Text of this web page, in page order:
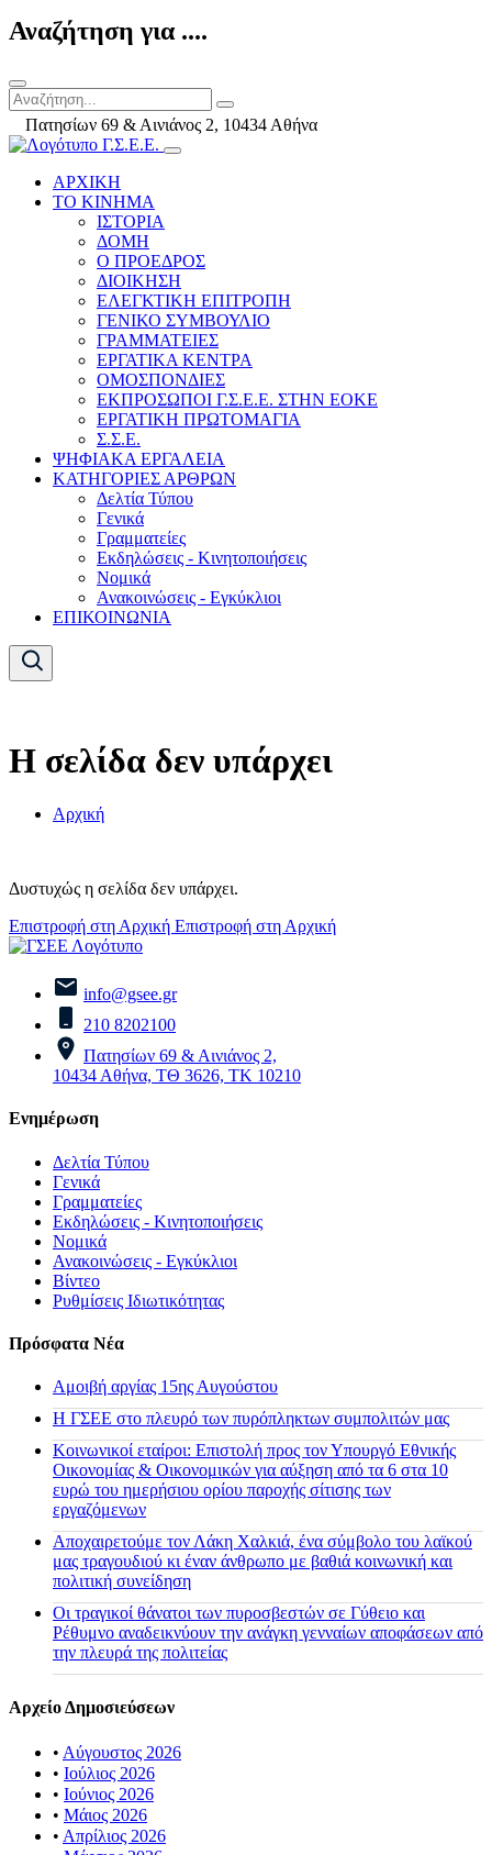
Αναζήτηση για ....
Πατησίων 69 & Αινιάνος 2, 10434 Αθήνα
ΑΡΧΙΚΗ
ΤΟ ΚΙΝΗΜΑ
ΙΣΤΟΡΙΑ
ΔΟΜΗ
Ο ΠΡΟΕΔΡΟΣ
ΔΙΟΙΚΗΣΗ
ΕΛΕΓΚΤΙΚΗ ΕΠΙΤΡΟΠΗ
ΓΕΝΙΚΟ ΣΥΜΒΟΥΛΙΟ
ΓΡΑΜΜΑΤΕΙΕΣ
ΕΡΓΑΤΙΚΑ ΚΕΝΤΡΑ
ΟΜΟΣΠΟΝΔΙΕΣ
ΕΚΠΡΟΣΩΠΟΙ Γ.Σ.Ε.Ε. ΣΤΗΝ ΕΟΚΕ
ΕΡΓΑΤΙΚΗ ΠΡΩΤΟΜΑΓΙΑ
Σ.Σ.Ε.
ΨΗΦΙΑΚΑ ΕΡΓΑΛΕΙΑ
ΚΑΤΗΓΟΡΙΕΣ ΑΡΘΡΩΝ
Δελτία Τύπου
Γενικά
Γραμματείες
Εκδηλώσεις - Κινητοποιήσεις
Νομικά
Ανακοινώσεις - Εγκύκλιοι
ΕΠΙΚΟΙΝΩΝΙΑ
Η σελίδα δεν υπάρχει
Αρχική
Δυστυχώς η σελίδα δεν υπάρχει.
Επιστροφή στη Αρχική Επιστροφή στη Αρχική
info@gsee.gr
210 8202100
Πατησίων 69 & Αινιάνος 2,
10434 Αθήνα, ΤΘ 3626, ΤΚ 10210
Ενημέρωση
Δελτία Τύπου
Γενικά
Γραμματείες
Εκδηλώσεις - Κινητοποιήσεις
Νομικά
Ανακοινώσεις - Εγκύκλιοι
Βίντεο
Ρυθμίσεις Ιδιωτικότητας
Πρόσφατα Νέα
Αμοιβή αργίας 15ης Αυγούστου
H ΓΣΕΕ στο πλευρό των πυρόπληκτων συμπολιτών μας
Κοινωνικοί εταίροι: Επιστολή προς τον Υπουργό Εθνικής
Οικονομίας & Οικονομικών για αύξηση από τα 6 στα 10
ευρώ του ημερήσιου ορίου παροχής σίτισης των
εργαζόμενων
Αποχαιρετούμε τον Λάκη Χαλκιά, ένα σύμβολο του λαϊκού
μας τραγουδιού κι έναν άνθρωπο με βαθιά κοινωνική και
πολιτική συνείδηση
Οι τραγικοί θάνατοι των πυροσβεστών σε Γύθειο και
Ρέθυμνο αναδεικνύουν την ανάγκη γενναίων αποφάσεων από
την πλευρά της πολιτείας
Αρχείο Δημοσιεύσεων
• Αύγουστος 2026
• Ιούλιος 2026
• Ιούνιος 2026
• Μάιος 2026
• Απρίλιος 2026